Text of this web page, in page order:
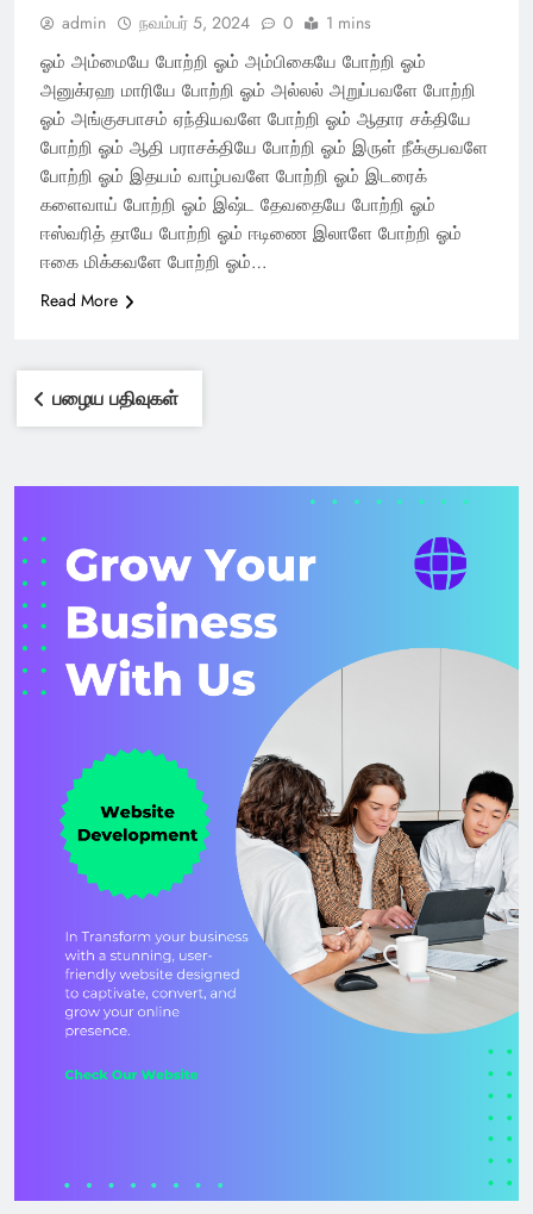
admin நவம்பர் 5, 2024 0 1 mins
ஓம் அம்மையே போற்றி ஓம் அம்பிகையே போற்றி ஓம்
அனுக்ரஹ மாரியே போற்றி ஓம் அல்லல் அறுப்பவளே போற்றி
ஓம் அங்குசபாசம் ஏந்தியவளே போற்றி ஓம் ஆதார சக்தியே
போற்றி ஓம் ஆதி பராசக்தியே போற்றி ஓம் இருள் நீக்குபவளே
போற்றி ஓம் இதயம் வாழ்பவளே போற்றி ஓம் இடரைக்
களைவாய் போற்றி ஓம் இஷ்ட தேவதையே போற்றி ஓம்
ஈஸ்வரித் தாயே போற்றி ஓம் ஈடிணை இலாளே போற்றி ஓம்
ஈகை மிக்கவளே போற்றி ஓம்…
Read More
பதிவு
பழைய பதிவுகள்